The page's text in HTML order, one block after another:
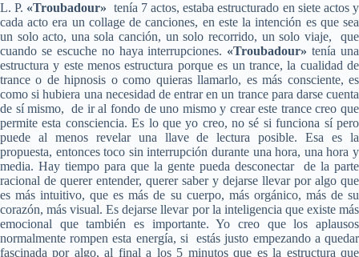
L. P. «Troubadour» tenía 7 actos, estaba estructurado en siete actos y
cada acto era un collage de canciones, en este la intención es que sea
un solo acto, una sola canción, un solo recorrido, un solo viaje, que
cuando se escuche no haya interrupciones. «Troubadour»tenía una
estructura y este menos estructura porque es un trance, la cualidad de
trance o de hipnosis o como quieras llamarlo, es más consciente, es
como si hubiera una necesidad de entrar en un trance para darse cuenta
de sí mismo, de ir al fondo de uno mismo y crear este trance creo que
permite esta consciencia. Es lo que yo creo, no sé si funciona sí pero
puede al menos revelar una llave de lectura posible. Esa es la
propuesta, entonces toco sin interrupción durante una hora, una hora y
media. Hay tiempo para que la gente pueda desconectar de la parte
racional de querer entender, querer saber y dejarse llevar por algo que
es más intuitivo, que es más de su cuerpo, más orgánico, más de su
corazón, más visual. Es dejarse llevar por la inteligencia que existe más
emocional que también es importante. Yo creo que los aplausos
normalmente rompen esta energía, si estás justo empezando a quedar
fascinada por algo, al final a los 5 minutos que es la estructura que